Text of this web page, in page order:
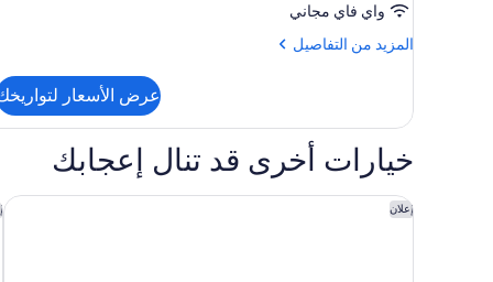
واي فاي مجاني
المزيد من التفاصيل
المزيد
الغرفة
عرض الأسعار
خيارات أخرى قد تنال إعجابك
إعلان
أوكو هوتلز باريس لا ديفينس